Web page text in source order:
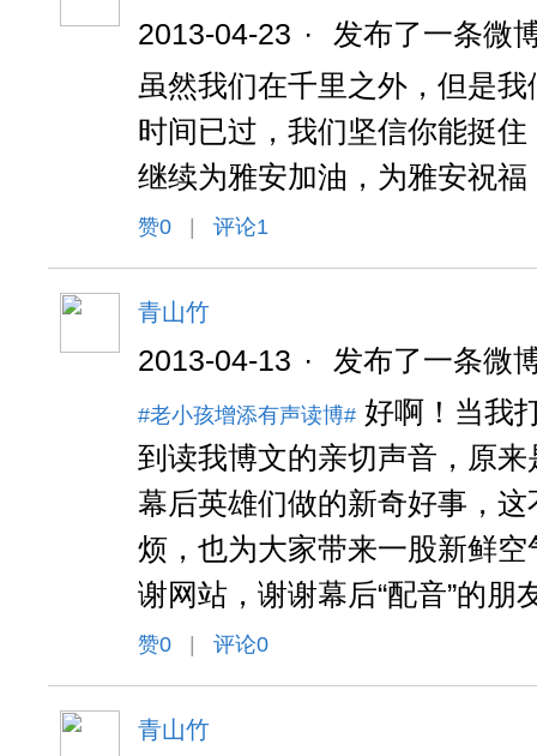
2013-04-23 ·
发布了一条微
虽然我们在千里之外，但是
时间已过，我们坚信你能挺
继续为雅安加油，为雅安祝福
赞0 评论1
青山竹
2013-04-13 · 发布了一条微
#老小孩增添有声读博# 好啊！当我
到读我博文的亲切声音，原
幕后英雄们做的新奇好事，
烦，也为大家带来一股新鲜
谢网站，谢谢幕后“配音”的朋
赞0 评论0
青山竹